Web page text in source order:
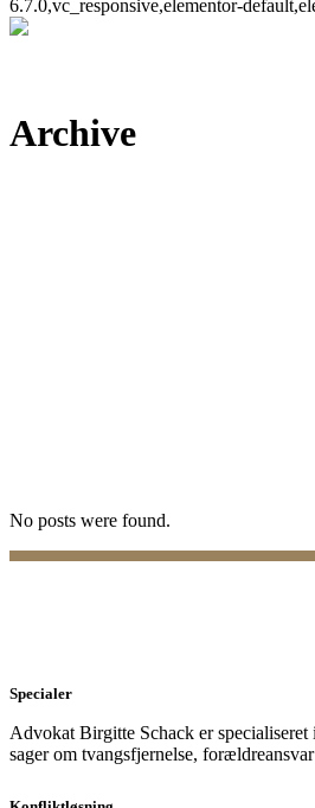
6.7.0,vc_responsive,elementor-
Archive
No posts were found.
Specialer
Advokat Birgitte Schack er specialiseret
sager om tvangsfjernelse,